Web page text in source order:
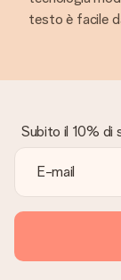
testo è facile
Subito il 10% di